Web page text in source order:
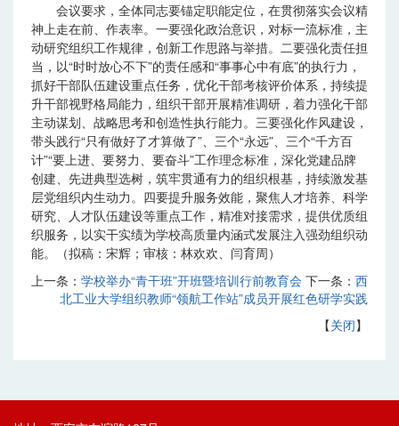
会议要求，全体同志要锚定职能定位，在贯彻落实会议精
神上走在前、作表率。一要强化政治意识，对标一流标准，主
动研究组织工作规律，创新工作思路与举措。二要强化责任担
当，以“时时放心不下”的责任感和“事事心中有底”的执行力，
抓好干部队伍建设重点任务，优化干部考核评价体系，持续提
升干部视野格局能力，组织干部开展精准调研，着力强化干部
主动谋划、战略思考和创造性执行能力。三要强化作风建设，
带头践行“只有做好了才算做了”、三个“永远”、三个“千方百
计”“要上进、要努力、要奋斗”工作理念标准，深化党建品牌
创建、先进典型选树，筑牢贯通有力的组织根基，持续激发基
层党组织内生动力。四要提升服务效能，聚焦人才培养、科学
研究、人才队伍建设等重点工作，精准对接需求，提供优质组
织服务，以实干实绩为学校高质量内涵式发展注入强劲组织动
能。（拟稿：宋辉；审核：林欢欢、闫育周）
上一条： 学校举办“青干班”开班暨培训行前教育会 下一条： 西
北工业大学组织教师“领航工作站”成员开展红色研学实践
【关闭】